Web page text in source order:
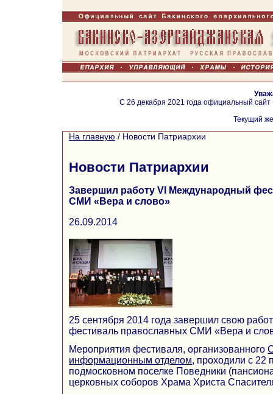
С 26 декабря 2021 года официальный
Текущий
На главную / Новости Патриархии
Новости Патриархии
Завершил работу VI Международный
СМИ «Вера и слово»
26.09.2014
25 сентября 2014 года завершил свою
фестиваль православных СМИ «Вера и
Мероприятия фестиваля, организованного
информационным отделом, проходили с 22
подмосковном поселке Поведники
церковных соборов Храма Христа